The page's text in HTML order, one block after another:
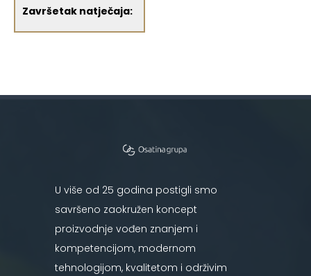
Završetak natječaja:
U više od 25 godina postigli smo
savršeno zaokružen koncept
proizvodnje vođen znanjem i
kompetencijom, modernom
tehnologijom, kvalitetom i održivim